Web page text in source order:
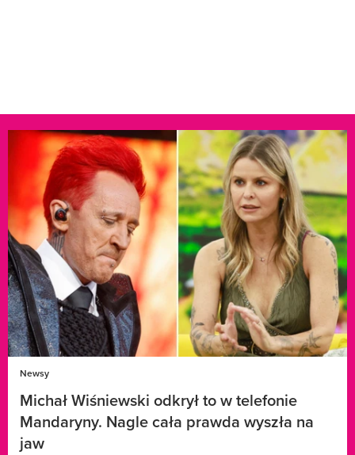
Newsy
Michał Wiśniewski odkrył to w telefonie
Mandaryny. Nagle cała prawda wyszła na
jaw